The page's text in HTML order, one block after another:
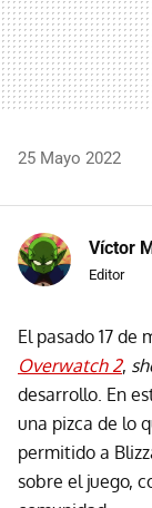
25 Mayo 2022
Víctor
Editor
El pasado 17
Overwatch 2,
desarrollo. En
una pizca de lo
permitido a
sobre el juego,